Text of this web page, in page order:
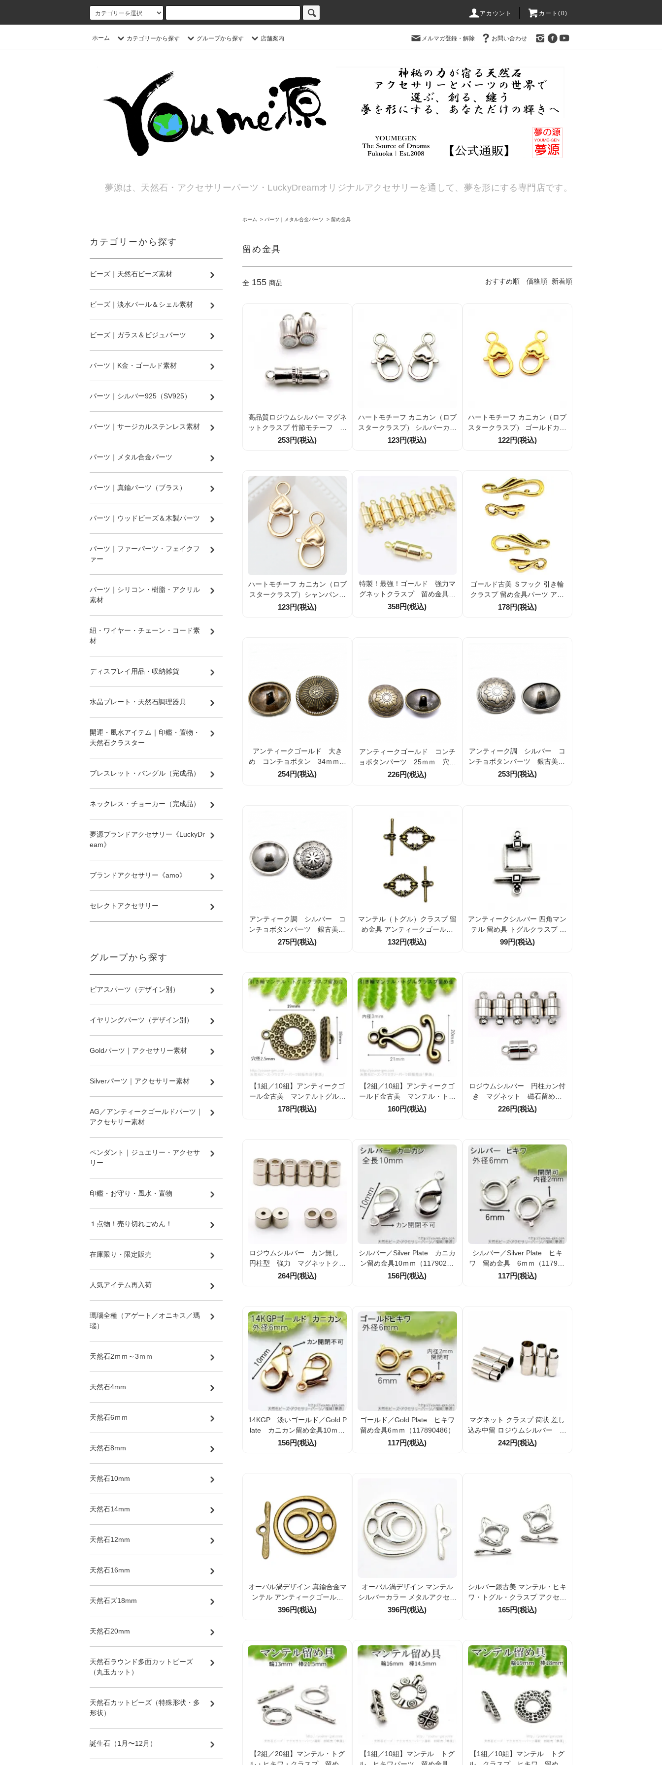
アカウント カート(0)
ホーム カテゴリーから探す グループから探す 店舗案内 メルマガ登録・解除 お問い合わせ
夢源は、天然石・アクセサリーパーツ・LuckyDreamオリジナルアクセサリーを通して、夢を形にする専門店です。
ホーム > パーツ｜メタル合金パーツ > 留め金具
留め金具
全 155 商品 おすすめ順 価格順 新着順
高品質ロジウムシルバー マグネ
ットクラスプ 竹節モチーフ 直
径4ｍｍ全長17.8mm 1個／10
253円(税込)
ハートモチーフ カニカン（ロブ
スタークラスプ） シルバーカラ
ー 留め具 約26.6mm バッグチ
123円(税込)
ハートモチーフ カニカン（ロブ
スタークラスプ） ゴールドカラ
ー 留め具 約26.6mm バッグチ
122円(税込)
ハートモチーフ カニカン（ロブ
スタークラスプ）シャンパンゴ
ールドカラー 留め具 約26.6mm
123円(税込)
特製！最強！ゴールド 強力マ
グネットクラスプ 留め金具
円柱型（筒型）全長16ｍｍ外径
358円(税込)
ゴールド古美 Ｓフック 引き輪
クラスプ 留め金具パーツ アン
ティーク調 1組／10組割引
178円(税込)
アンティークゴールド 大き
め コンチョボタン 34ｍｍ
穴径2ｍｍ（152709436）
254円(税込)
アンティークゴールド コンチ
ョボタンパーツ 25ｍｍ 穴径
2ｍｍ 1個/10個（15270936
226円(税込)
アンティーク調 シルバー コ
ンチョボタンパーツ 銀古美25
ｍｍ穴径2ｍｍ 1個/10個（152
253円(税込)
アンティーク調 シルバー コ
ンチョボタンパーツ 銀古美25
ｍｍ穴径2ｍｍ（152709112）
275円(税込)
マンテル（トグル）クラスプ 留
め金具 アンティークゴールド
約22×17mm／バー25mm ネッ
132円(税込)
アンティークシルバー 四角マン
テル 留め具 トグルクラスプ 1
組／10組割引 アクセサリーパ
99円(税込)
【1組／10組】アンティークゴ
ール金古美 マンテルトグルク
ラスプヒキワパーツ留め金具
178円(税込)
【2組／10組】アンティークゴ
ールド金古美 マンテル・トグ
ルクラスプヒキワパーツ留め金
160円(税込)
ロジウムシルバー 円柱カン付
き マグネット 磁石留め金
具 外径6ｍｍ全長12ｍｍ 1
226円(税込)
ロジウムシルバー カン無し
円柱型 強力 マグネットクラ
スプ 留め金具 直径4.6ｍｍ
264円(税込)
シルバー／Silver Plate カニカ
ン留め金具10ｍｍ（11790260
1）
156円(税込)
シルバー／Silver Plate ヒキ
ワ 留め金具 6ｍｍ（117902
213 ）
117円(税込)
14KGP 淡いゴールド／Gold P
late カニカン留め金具10ｍｍ
（117894311）
156円(税込)
ゴールド／Gold Plate ヒキワ
留め金具6ｍｍ（117890486）
117円(税込)
マグネット クラスプ 筒状 差し
込み中留 ロジウムシルバー 内
径4ｍｍ 5ｍｍ 6ｍｍ
242円(税込)
オーバル渦デザイン 真鍮合金マ
ンテル アンティークゴールド
メタルアクセサリーパーツ（1
396円(税込)
オーバル渦デザイン マンテル
シルバーカラー メタルアクセサ
リーパーツ 留め具 35×35.7ｍｍ
396円(税込)
シルバー銀古美 マンテル・ヒキ
ワ・トグル・クラスプ アクセサ
リー留め金具パーツ ボタニカル
165円(税込)
【2組／20組】マンテル・トグ
【1組／10組】マンテル トグ
【1組／10組】マンテル トグ
カテゴリーから探す
ビーズ｜天然石ビーズ素材
ビーズ｜淡水パール＆シェル素材
ビーズ｜ガラス＆ビジュパーツ
パーツ｜K金・ゴールド素材
パーツ｜シルバー925（SV925）
パーツ｜サージカルステンレス素材
パーツ｜メタル合金パーツ
パーツ｜真鍮パーツ（ブラス）
パーツ｜ウッドビーズ＆木製パーツ
パーツ｜ファーパーツ・フェイクフ
ァー
パーツ｜シリコン・樹脂・アクリル
素材
紐・ワイヤー・チェーン・コード素
材
ディスプレイ用品・収納雑貨
水晶プレート・天然石調理器具
開運・風水アイテム｜印鑑・置物・
天然石クラスター
ブレスレット・バングル（完成品）
ネックレス・チョーカー（完成品）
夢源ブランドアクセサリー《LuckyDr
eam》
ブランドアクセサリー《amo》
セレクトアクセサリー
グループから探す
ピアスパーツ（デザイン別）
イヤリングパーツ（デザイン別）
Goldパーツ｜アクセサリー素材
Silverパーツ｜アクセサリー素材
AG／アンティークゴールドパーツ｜
アクセサリー素材
ペンダント｜ジュエリー・アクセサ
リー
印鑑・お守り・風水・置物
１点物！売り切れごめん！
在庫限り・限定販売
人気アイテム再入荷
瑪瑙全種（アゲート／オニキス／瑪
瑙）
天然石2ｍｍ～3ｍｍ
天然石4mm
天然石6ｍｍ
天然石8mm
天然石10mm
天然石14mm
天然石12mm
天然石16mm
天然石ズ18mm
天然石20mm
天然石ラウンド多面カットビーズ
（丸玉カット）
天然石カットビーズ（特殊形状・多
形状）
誕生石（1月〜12月）